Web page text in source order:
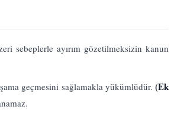
sebeplerle ayırım gözetilmeksizin kanun
geçmesini sağlamakla yükümlüdür.(Ek